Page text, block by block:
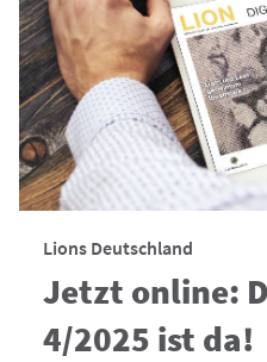
Lions Deutschland
Jetzt online:
4/2025 ist da!